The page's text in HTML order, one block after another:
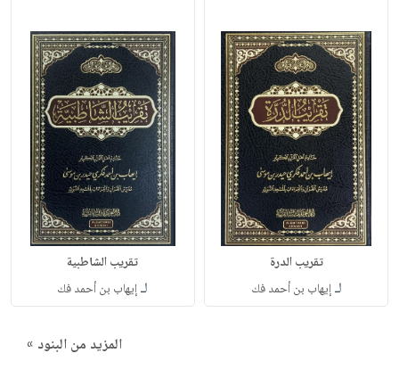
تقريب الدرة
لـإيهاب بن أحمد فك
تقريب الشاطبية
لـإيهاب بن أحمد فك
المزيد من البنود »